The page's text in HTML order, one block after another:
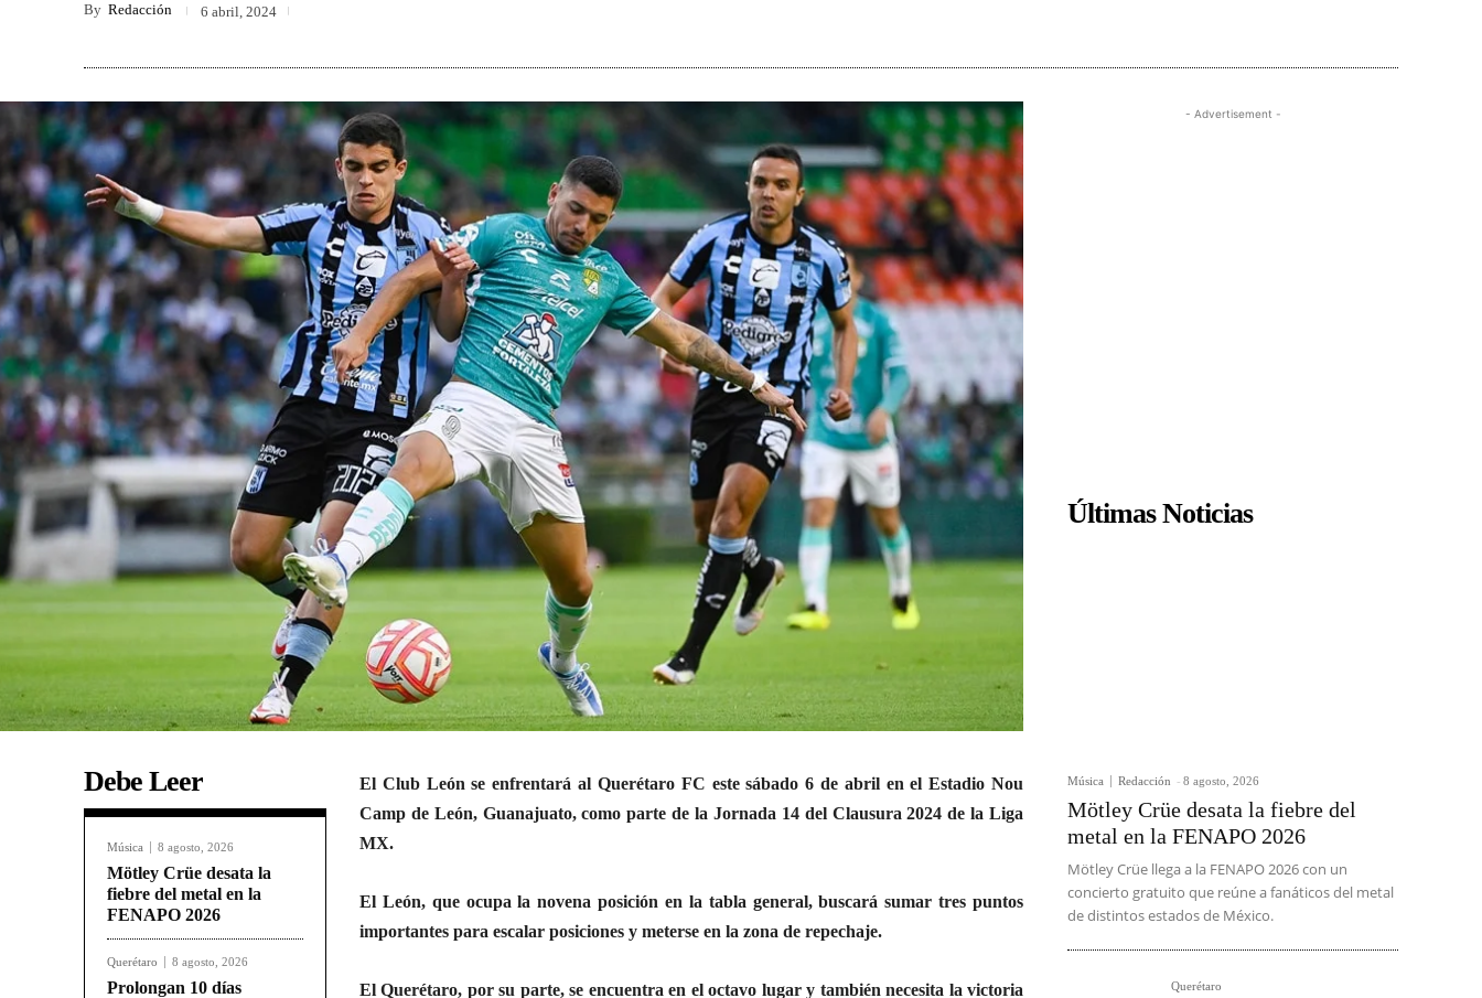
By Redacción 6 abril, 2024
Debe Leer
Música 8 agosto, 2026
Mötley Crüe desata la
fiebre del metal en la
FENAPO 2026
Querétaro 8 agosto, 2026
Prolongan 10 días
El Club León se enfrentará al Querétaro FC este sábado 6 de abril en el Estadio Nou
Camp de León, Guanajuato, como parte de la Jornada 14 del Clausura 2024 de la Liga
MX.
El León, que ocupa la novena posición en la tabla general, buscará sumar tres puntos
importantes para escalar posiciones y meterse en la zona de repechaje.
El Querétaro, por su parte, se encuentra en el octavo lugar y también necesita la victoria
- Advertisement -
Últimas Noticias
Música Redacción - 8 agosto, 2026
Mötley Crüe desata la fiebre del
metal en la FENAPO 2026
Mötley Crüe llega a la FENAPO 2026 con un
concierto gratuito que reúne a fanáticos del metal
de distintos estados de México.
Querétaro